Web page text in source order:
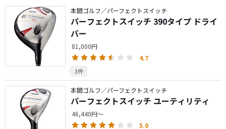
本間ゴルフ／パーフェクトスイッチ
パーフェクトスイッチ 390タイプ ドライ
バー
81,000円
4.7
3件
本間ゴルフ／パーフェクトスイッチ
パーフェクトスイッチ ユーティリティ
46,440円～
5.0